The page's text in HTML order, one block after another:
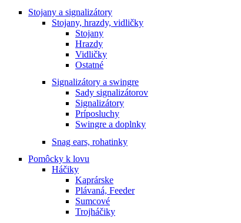
Stojany a signalizátory
Stojany, hrazdy, vidličky
Stojany
Hrazdy
Vidličky
Ostatné
Signalizátory a swingre
Sady signalizátorov
Signalizátory
Príposluchy
Swingre a doplnky
Snag ears, rohatinky
Pomôcky k lovu
Háčiky
Kaprárske
Plávaná, Feeder
Sumcové
Trojháčiky